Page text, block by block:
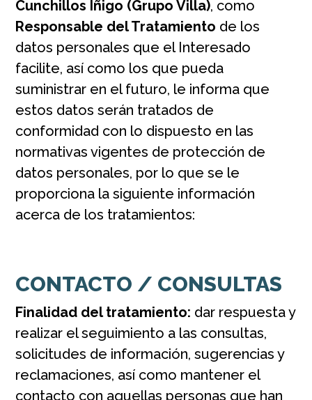
Cunchillos Iñigo (Grupo Villa), como
Responsable del Tratamiento de los
datos personales que el Interesado
facilite, así como los que pueda
suministrar en el futuro, le informa que
estos datos serán tratados de
conformidad con lo dispuesto en las
normativas vigentes de protección de
datos personales, por lo que se le
proporciona la siguiente información
acerca de los tratamientos:
CONTACTO / CONSULTAS
Finalidad del tratamiento: dar respuesta y
realizar el seguimiento a las consultas,
solicitudes de información, sugerencias y
reclamaciones, así como mantener el
contacto con aquellas personas que han